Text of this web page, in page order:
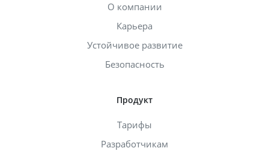
О компании
Карьера
Устойчивое развитие
Безопасность
Продукт
Тарифы
Разработчикам